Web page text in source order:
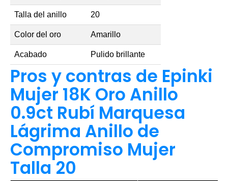
Talla del anillo 20
Color del oro Amarillo
Acabado Pulido brillante
Pros y contras de Epinki
Mujer 18K Oro Anillo
0.9ct Rubí Marquesa
Lágrima Anillo de
Compromiso Mujer
Talla 20